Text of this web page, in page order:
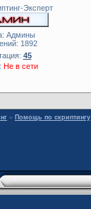
Эксперт
Админы
1892
45
Не в сети
» Помощь по скриптингу